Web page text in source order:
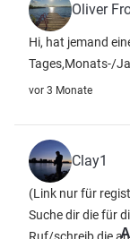
Oliver
Hi, hat jemand
Tages,Monats-/
vor 3 Monate
Clay1
(Link nur für
Suche dir die für